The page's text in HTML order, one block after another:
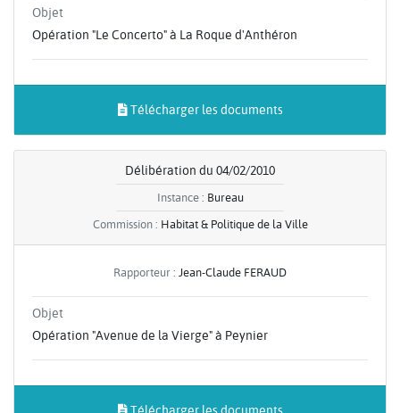
Objet
Opération "Le Concerto" à La Roque d'Anthéron
Télécharger les documents
Délibération du 04/02/2010
Instance : Bureau
Commission : Habitat & Politique de la Ville
Rapporteur : Jean-Claude FERAUD
Objet
Opération "Avenue de la Vierge" à Peynier